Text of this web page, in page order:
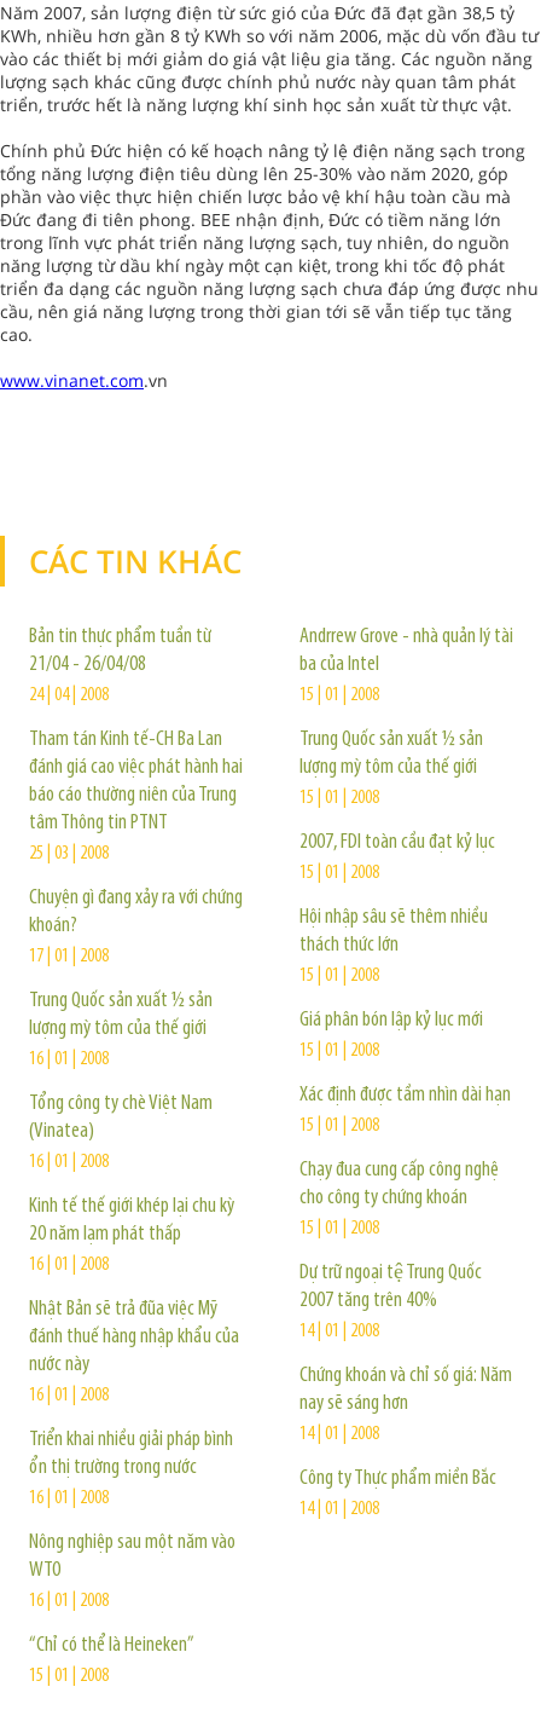
Năm 2007, sản lượng điện từ sức gió của Đức đã đạt gần 38,5 tỷ
KWh, nhiều hơn gần 8 tỷ KWh so với năm 2006, mặc dù vốn đầu tư
vào các thiết bị mới giảm do giá vật liệu gia tăng. Các nguồn năng
lượng sạch khác cũng được chính phủ nước này quan tâm phát
triển, trước hết là năng lượng khí sinh học sản xuất từ thực vật.
Chính phủ Đức hiện có kế hoạch nâng tỷ lệ điện năng sạch trong
tổng năng lượng điện tiêu dùng lên 25-30% vào năm 2020, góp
phần vào việc thực hiện chiến lược bảo vệ khí hậu toàn cầu mà
Đức đang đi tiên phong. BEE nhận định, Đức có tiềm năng lớn
trong lĩnh vực phát triển năng lượng sạch, tuy nhiên, do nguồn
năng lượng từ dầu khí ngày một cạn kiệt, trong khi tốc độ phát
triển đa dạng các nguồn năng lượng sạch chưa đáp ứng được nhu
cầu, nên giá năng lượng trong thời gian tới sẽ vẫn tiếp tục tăng
cao.
www.vinanet.com.vn
CÁC TIN KHÁC
Bản tin thực phẩm tuần từ
21/04 - 26/04/08
24 | 04 | 2008
Tham tán Kinh tế-CH Ba Lan
đánh giá cao việc phát hành hai
báo cáo thường niên của Trung
tâm Thông tin PTNT
25 | 03 | 2008
Chuyện gì đang xảy ra với chứng
khoán?
17 | 01 | 2008
Trung Quốc sản xuất ½ sản
lượng mỳ tôm của thế giới
16 | 01 | 2008
Tổng công ty chè Việt Nam
(Vinatea)
16 | 01 | 2008
Kinh tế thế giới khép lại chu kỳ
20 năm lạm phát thấp
16 | 01 | 2008
Nhật Bản sẽ trả đũa việc Mỹ
đánh thuế hàng nhập khẩu của
nước này
16 | 01 | 2008
Triển khai nhiều giải pháp bình
ổn thị trường trong nước
16 | 01 | 2008
Nông nghiệp sau một năm vào
WTO
16 | 01 | 2008
“Chỉ có thể là Heineken”
15 | 01 | 2008
Andrrew Grove - nhà quản lý tài
ba của Intel
15 | 01 | 2008
Trung Quốc sản xuất ½ sản
lượng mỳ tôm của thế giới
15 | 01 | 2008
2007, FDI toàn cầu đạt kỷ lục
15 | 01 | 2008
Hội nhập sâu sẽ thêm nhiều
thách thức lớn
15 | 01 | 2008
Giá phân bón lập kỷ lục mới
15 | 01 | 2008
Xác định được tầm nhìn dài hạn
15 | 01 | 2008
Chạy đua cung cấp công nghệ
cho công ty chứng khoán
15 | 01 | 2008
Dự trữ ngoại tệ Trung Quốc
2007 tăng trên 40%
14 | 01 | 2008
Chứng khoán và chỉ số giá: Năm
nay sẽ sáng hơn
14 | 01 | 2008
Công ty Thực phẩm miền Bắc
14 | 01 | 2008